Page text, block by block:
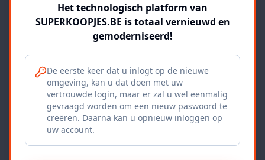
Iepers Kwartier
Ieper, BE
Het technologisch platform van
SUPERKOOPJES.BE is totaal vernieuwd en
gemoderniseerd!
De eerste keer dat u inlogt op de nieuwe
omgeving, kan u dat doen met uw
vertrouwde login, maar er zal u wel eenmalig
gevraagd worden om een nieuw paswoord te
creëren. Daarna kan u opnieuw inloggen op
uw account.